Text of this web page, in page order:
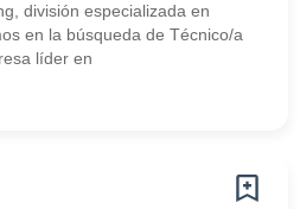
división especializada en
en la búsqueda de Técnico/a
líder en